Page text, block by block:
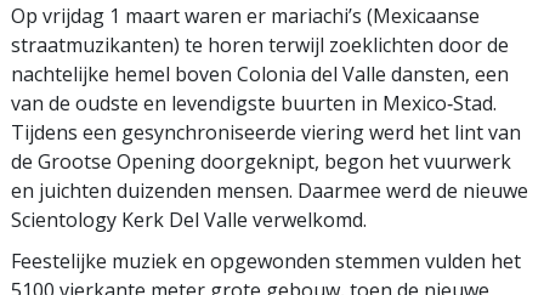
Op vrijdag 1 maart waren er mariachi’s (Mexicaanse
straatmuzikanten) te horen terwijl zoeklichten door de
nachtelijke hemel boven Colonia del Valle dansten, een
van de oudste en levendigste buurten in Mexico‑Stad.
Tijdens een gesynchroniseerde viering werd het lint van
de Grootse Opening doorgeknipt, begon het vuurwerk
en juichten duizenden mensen. Daarmee werd de nieuwe
Scientology Kerk Del Valle verwelkomd.
Feestelijke muziek en opgewonden stemmen vulden het
5100 vierkante meter grote gebouw, toen de nieuwe